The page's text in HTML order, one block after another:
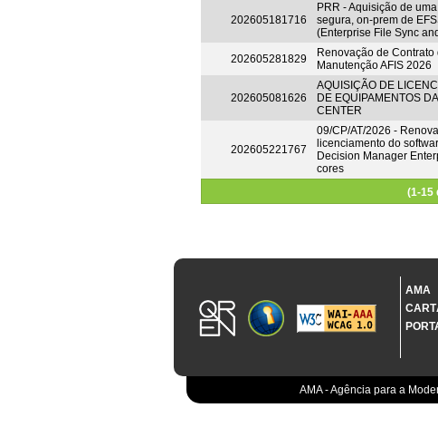
202605181716
PRR - Aquisição de
segura, on-prem de
(Enterprise File Sync
202605281829
Renovação de Contrato
Manutenção AFIS 2026
202605081626
AQUISIÇÃO DE
DE EQUIPAMENTOS
CENTER
202605221767
09/CP/AT/2026 -
licenciamento do
Decision Manager
cores
(1-15
AMA
AMA - Agência para a